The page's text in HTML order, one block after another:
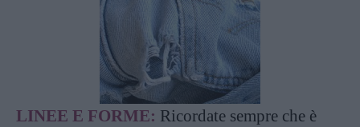
LINEE E FORME: Ricordate sempre che è